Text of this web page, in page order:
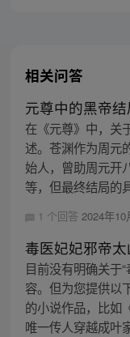
相关问答
元尊中的黑帝结
在《元尊》中，关
述。苍渊作为周元
始人，曾助周元开
等，但最终结局的
1 个回答 2024年10
毒医妃妃邪帝
目前没有明确关于
容。但为您提供以
的小说作品，比如
唯一传人穿越成叶